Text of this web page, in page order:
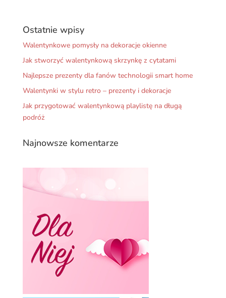
Ostatnie wpisy
Walentynkowe pomysły na dekoracje okienne
Jak stworzyć walentynkową skrzynkę z cytatami
Najlepsze prezenty dla fanów technologii smart home
Walentynki w stylu retro – prezenty i dekoracje
Jak przygotować walentynkową playlistę na długą
podróż
Najnowsze komentarze